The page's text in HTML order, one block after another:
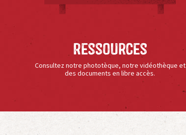
Ressources
Consultez notre phototèque, notre vidéothèque et
des documents en libre accès.